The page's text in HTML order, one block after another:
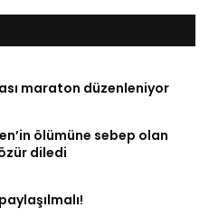
maraton düzenleniyor
ölümüne sebep olan
diledi